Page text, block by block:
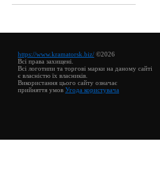
https://www.kramatorsk.biz/ ©2026
Всі права захищені.
Всі логотипи та торгові марки на даному сайті
є власністю їх власників.
Використання цього сайту означає
прийняття умов Угода користувача